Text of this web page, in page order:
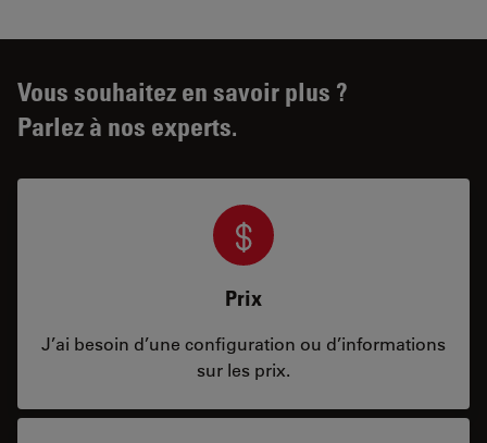
Vous souhaitez en savoir plus ?
Parlez à nos experts.
Prix
J’ai besoin d’une configuration ou d’informations
sur les prix.